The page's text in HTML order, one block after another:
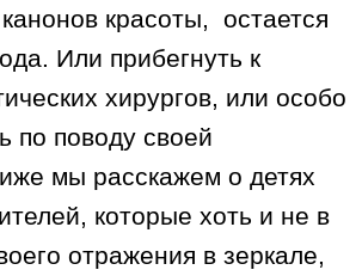
красоты, остается
Или прибегнуть к
хирургов, или особо
по поводу своей
мы расскажем о детях
которые хоть и не в
отражения в зеркале,